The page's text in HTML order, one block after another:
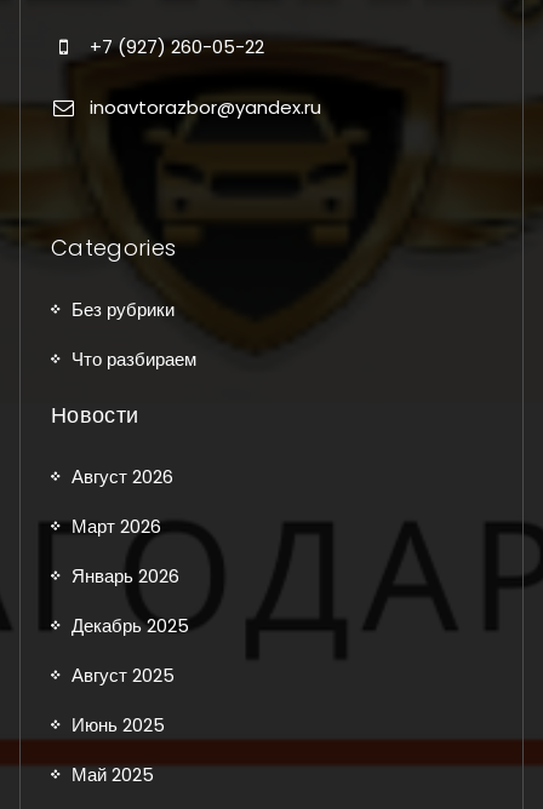
+7 (927) 260-05-22
inoavtorazbor@yandex.ru
Categories
Без рубрики
Что разбираем
Новости
Август 2026
Март 2026
Январь 2026
Декабрь 2025
Август 2025
Июнь 2025
Май 2025